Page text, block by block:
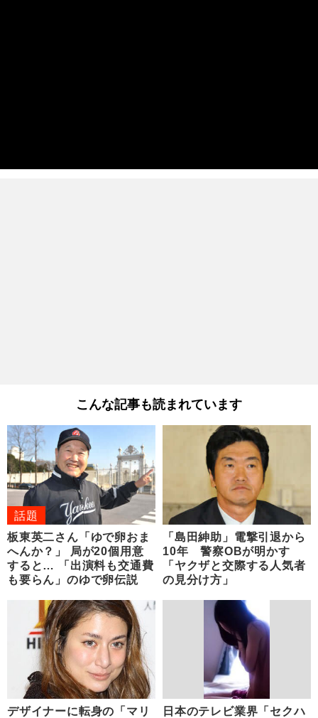
こんな記事も読まれています
話題
板東英二さん「ゆで卵おま
へんか？」 局が20個用意
すると… 「出演料も交通費
も要らん」のゆで卵伝説
「島田紳助」電撃引退から
10年 警察OBが明かす
「ヤクザと交際する人気者
の見分け方」
デザイナーに転身の「マリ
日本のテレビ業界「セクハ